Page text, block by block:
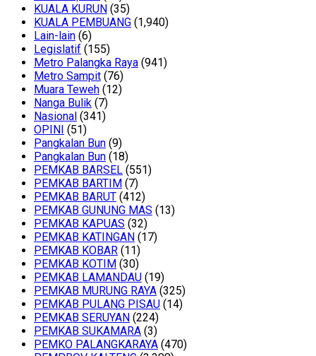
KUALA KURUN (35)
KUALA PEMBUANG (1,940)
Lain-lain (6)
Legislatif (155)
Metro Palangka Raya (941)
Metro Sampit (76)
Muara Teweh (12)
Nanga Bulik (7)
Nasional (341)
OPINI (51)
Pangkalan Bun (9)
Pangkalan Bun (18)
PEMKAB BARSEL (551)
PEMKAB BARTIM (7)
PEMKAB BARUT (412)
PEMKAB GUNUNG MAS (13)
PEMKAB KAPUAS (32)
PEMKAB KATINGAN (17)
PEMKAB KOBAR (11)
PEMKAB KOTIM (30)
PEMKAB LAMANDAU (19)
PEMKAB MURUNG RAYA (325)
PEMKAB PULANG PISAU (14)
PEMKAB SERUYAN (224)
PEMKAB SUKAMARA (3)
PEMKO PALANGKARAYA (470)